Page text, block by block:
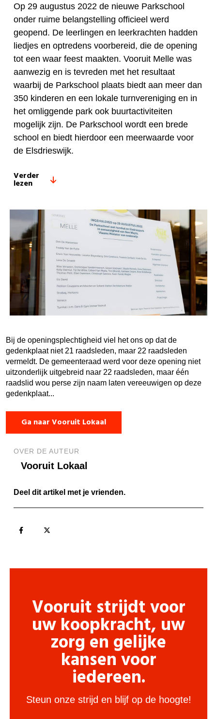
Op 29 augustus 2022 de nieuwe Parkschool
onder ruime belangstelling officieel werd
geopend. De leerlingen en leerkrachten hadden
liedjes en optredens voorbereid, die de opening
tot een waar feest maakten. Vooruit Melle was
aanwezig en is tevreden met het resultaat
waarbij de Parkschool plaats biedt aan meer dan
350 kinderen en een lokale turnvereniging en in
het omliggende park ook buurtactiviteiten
mogelijk zijn. De Parkschool wordt een brede
school en biedt hierdoor een meerwaarde voor
de Elsdrieswijk.
Verder
lezen
Bij de openingsplechtigheid viel het ons op dat de
gedenkplaat niet 21 raadsleden, maar 22 raadsleden
vermeldt. De gemeenteraad werd voor deze opening niet
uitzonderlijk uitgebreid naar 22 raadsleden, maar één
raadslid wou perse zijn naam laten vereeuwigen op deze
gedenkplaat...
Ga naar Vooruit Lokaal
OVER DE AUTEUR
Vooruit Lokaal
Deel dit artikel met je vrienden.
Vooruit strijdt voor
uw koopkracht, uw
zorg en gelijke
kansen voor
iedereen.
Steun onze strijd en blijf op de hoogte!